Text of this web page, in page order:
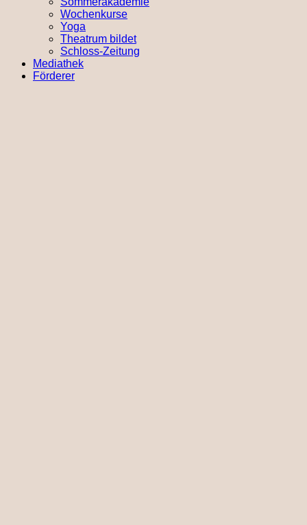
Wochenkurse
Yoga
Theatrum bildet
Schloss-Zeitung
Mediathek
Förderer